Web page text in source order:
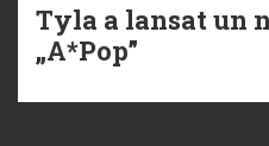
Tyla a lansat un
„A*Pop”